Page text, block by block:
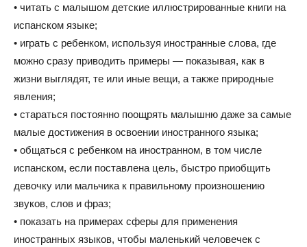
• читать с малышом детские иллюстрированные книги на
испанском языке;
• играть с ребенком, используя иностранные слова, где
можно сразу приводить примеры — показывая, как в
жизни выглядят, те или иные вещи, а также природные
явления;
• стараться постоянно поощрять малышню даже за самые
малые достижения в освоении иностранного языка;
• общаться с ребенком на иностранном, в том числе
испанском, если поставлена цель, быстро приобщить
девочку или мальчика к правильному произношению
звуков, слов и фраз;
• показать на примерах сферы для применения
иностранных языков, чтобы маленький человечек с